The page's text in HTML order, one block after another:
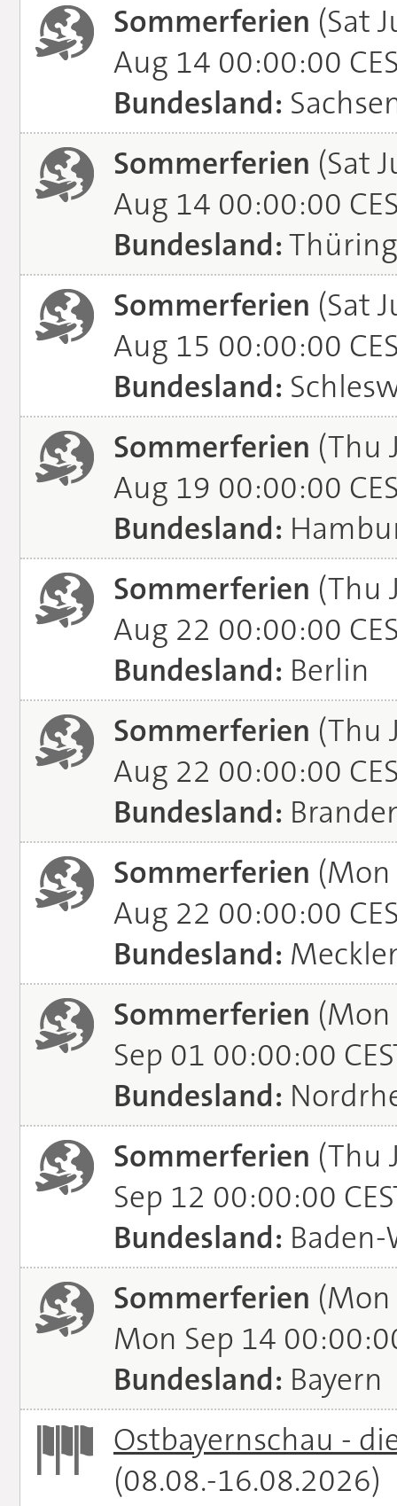
Sommerferien (Sat
Aug 14 00:00:00
Bundesland:
Sommerferien (Sat
Aug 14 00:00:00
Bundesland:
Sommerferien (Sat
Aug 15 00:00:00
Bundesland:
Sommerferien (Thu
Aug 19 00:00:00
Bundesland:
Sommerferien (Thu
Aug 22 00:00:00
Bundesland: Berlin
Sommerferien (Thu
Aug 22 00:00:00
Bundesland:
Sommerferien (Mon
Aug 22 00:00:00
Bundesland:
Sommerferien (Mon
Sep 01 00:00:00
Bundesland:
Sommerferien (Thu
Sep 12 00:00:00
Bundesland:
Sommerferien (Mon
Mon Sep 14
Bundesland: Bayern
Ostbayernschau -
(08.08.-16.08.2026)